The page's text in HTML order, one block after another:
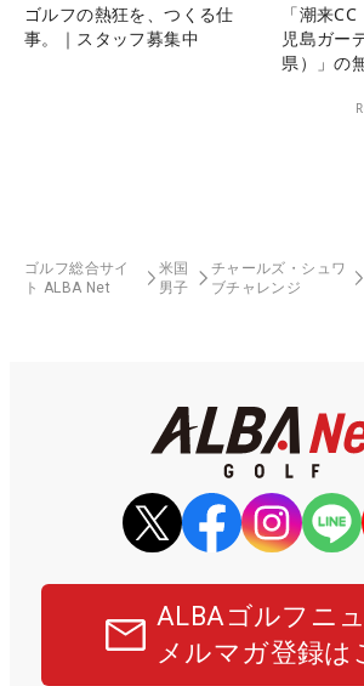
ゴルフの熱狂を、つくる仕
事。｜スタッフ募集中
「潮来
児島ガー
県）」の
ゴルフ総合サイ
ト ALBA Net
米国
男子
チャールズ・シュワ
ブチャレンジ
ALBAゴルフニ
メルマガ登録は